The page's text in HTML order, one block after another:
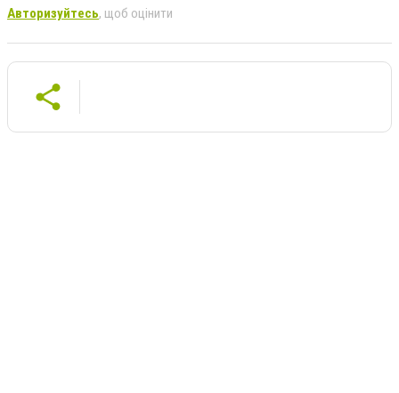
Авторизуйтесь, щоб оцінити